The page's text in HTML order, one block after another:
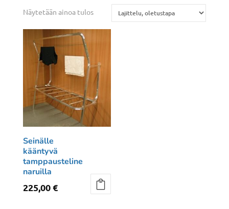
Näytetään ainoa tulos
Seinälle
kääntyvä
tamppausteline
naruilla
225,00€